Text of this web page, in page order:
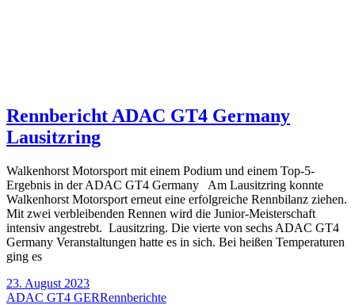
Rennbericht ADAC GT4 Germany
Lausitzring
Walkenhorst Motorsport mit einem Podium und einem Top-5-
Ergebnis in der ADAC GT4 Germany Am Lausitzring konnte
Walkenhorst Motorsport erneut eine erfolgreiche Rennbilanz ziehen.
Mit zwei verbleibenden Rennen wird die Junior-Meisterschaft
intensiv angestrebt. Lausitzring. Die vierte von sechs ADAC GT4
Germany Veranstaltungen hatte es in sich. Bei heißen Temperaturen
ging es
23. August 2023
ADAC GT4 GERRennberichte